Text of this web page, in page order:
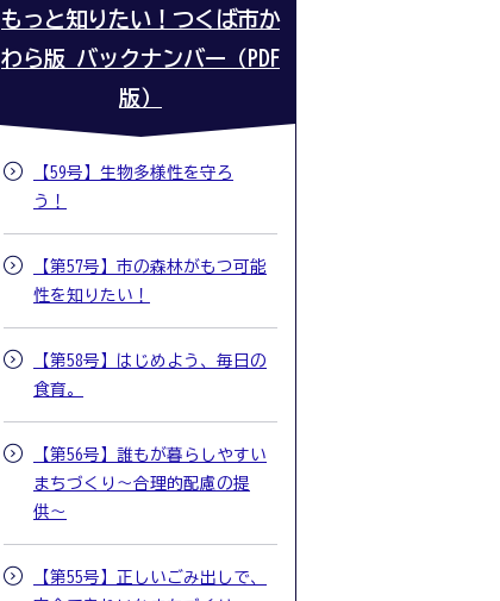
もっと知りたい！つくば市か
わら版 バックナンバー（PDF
版）
【59号】生物多様性を守ろ
う！
【第57号】市の森林がもつ可能
性を知りたい！
【第58号】はじめよう、毎日の
食育。
【第56号】誰もが暮らしやすい
まちづくり〜合理的配慮の提
供〜
【第55号】正しいごみ出しで、